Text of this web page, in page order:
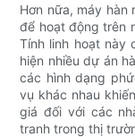
Hơn nữa, máy
để hoạt động trên
Tính linh hoạt này
hiện nhiều dự án
các hình dạng
vụ khác nhau
giá đối với các
tranh trong thị